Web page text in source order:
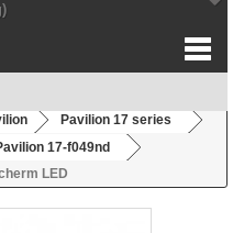
Pavilion 17 series
17-f049nd
LED